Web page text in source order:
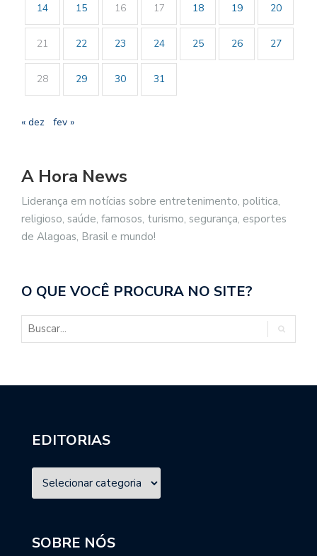
14 15 16 17 18 19 20
21 22 23 24 25 26 27
28 29 30 31
« dez fev »
A Hora News
Liderança em notícias sobre entretenimento, politica,
religioso, saúde, famosos, turismo, segurança, esportes
de Alagoas, Brasil e mundo!
O QUE VOCÊ PROCURA NO SITE?
EDITORIAS
SOBRE NÓS